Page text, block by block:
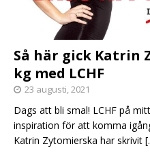
Så här gick Katrin
kg med LCHF
23 augusti, 2021
Dags att bli smal! LCHF på
inspiration för att komma
Katrin Zytomierska har skrivit